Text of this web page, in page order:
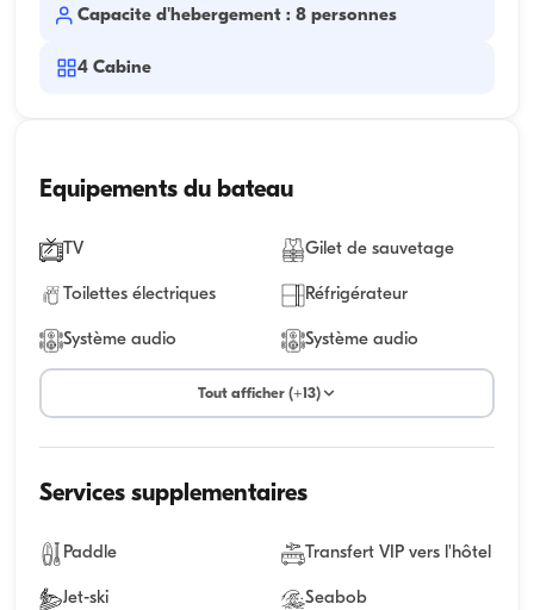
Capacite d'hebergement : 8 personnes
4 Cabine
Equipements du bateau
TV Gilet de sauvetage
Toilettes électriques Réfrigérateur
Système audio Système audio
Tout afficher (+13)
Services supplementaires
Paddle Transfert VIP vers l'hôtel
Jet-ski Seabob